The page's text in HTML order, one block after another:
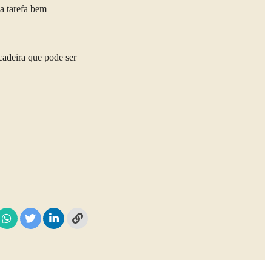
tarefa bem
que pode ser